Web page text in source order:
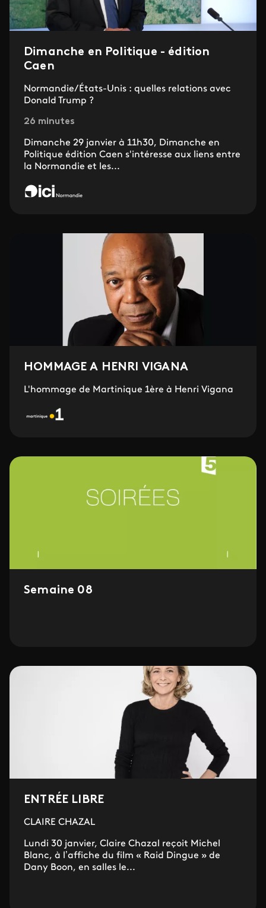
Dimanche en Politique - édition
Caen
Normandie/États-Unis : quelles relations avec
Donald Trump ?
26 minutes
Dimanche 29 janvier à 11h30, Dimanche en
Politique édition Caen s'intéresse aux liens entre
la Normandie et les...
HOMMAGE A HENRI VIGANA
L'hommage de Martinique 1ère à Henri Vigana
Semaine 08
ENTRÉE LIBRE
CLAIRE CHAZAL
Lundi 30 janvier, Claire Chazal reçoit Michel
Blanc, à l’affiche du film « Raid Dingue » de
Dany Boon, en salles le...